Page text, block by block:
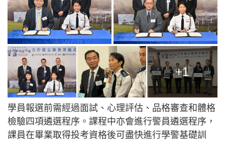
+1
學員報選前需經過面試、心理評估、品格審查和體格
檢驗四項遴選程序。課程中亦會進行警員遴選程序，
課員在畢業取得投考資格後可盡快進行學警基礎訓